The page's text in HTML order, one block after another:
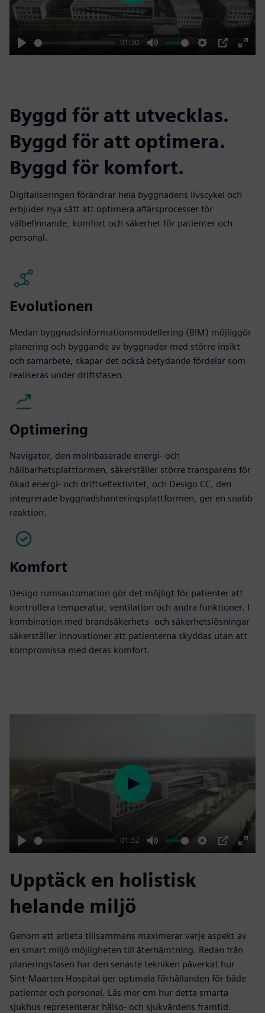
Play
01:30
Mute Settings
PIP
Enter
Byggd för att utvecklas.
Byggd för att optimera.
Byggd för komfort.
Digitaliseringen förändrar hela byggnadens livscykel och
erbjuder nya sätt att optimera affärsprocesser för
välbefinnande, komfort och säkerhet för patienter och
personal.
Evolutionen
Medan byggnadsinformationsmodellering (BIM) möjliggör
planering och byggande av byggnader med större insikt
och samarbete, skapar det också betydande fördelar som
realiseras under driftsfasen.
Optimering
Navigator, den molnbaserade energi- och
hållbarhetsplattformen, säkerställer större transparens för
ökad energi- och driftseffektivitet, och Desigo CC, den
integrerade byggnadshanteringsplattformen, ger en snabb
reaktion.
Komfort
Desigo rumsautomation gör det möjligt för patienter att
kontrollera temperatur, ventilation och andra funktioner. I
kombination med brandsäkerhets- och säkerhetslösningar
säkerställer innovationer att patienterna skyddas utan att
kompromissa med deras komfort.
Play
01:32
Mute Settings
PIP
Enter
Play
Upptäck en holistisk
helande miljö
Genom att arbeta tillsammans maximerar varje aspekt av
en smart miljö möjligheten till återhämtning. Redan från
planeringsfasen har den senaste tekniken påverkat hur
Sint-Maarten Hospital ger optimala förhållanden för både
patienter och personal. Läs mer om hur detta smarta
sjukhus representerar hälso- och sjukvårdens framtid.